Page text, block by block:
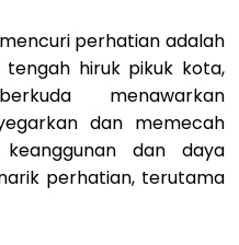
perhatian adalah
tengah hiruk pikuk kota,
menawarkan
dan memecah
keanggunan dan daya
perhatian, terutama